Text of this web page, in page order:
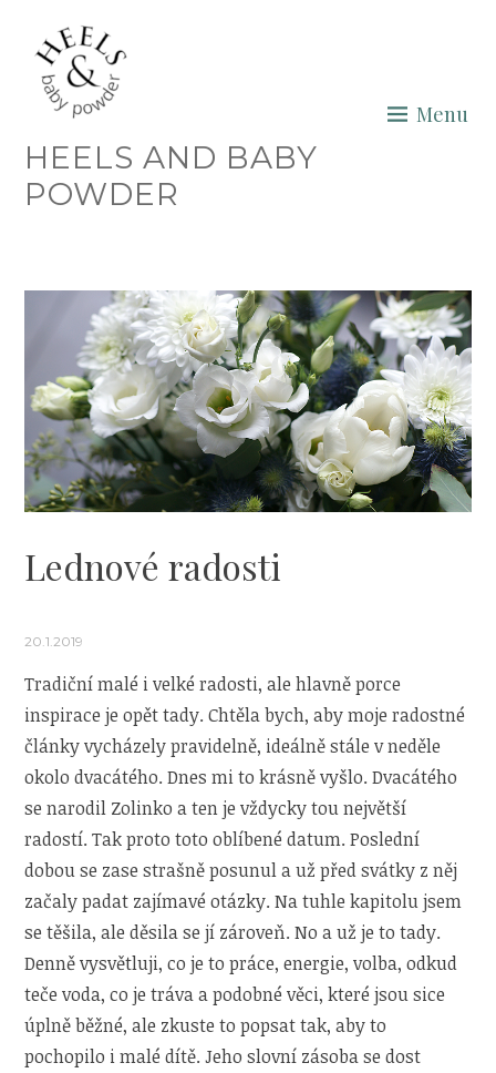
content
HEELS AND BABY
POWDER
Menu
Lednové radosti
20.1.2019
Tradiční malé i velké radosti, ale hlavně porce
inspirace je opět tady. Chtěla bych, aby moje radostné
články vycházely pravidelně, ideálně stále v neděle
okolo dvacátého. Dnes mi to krásně vyšlo. Dvacátého
se narodil Zolinko a ten je vždycky tou největší
radostí. Tak proto toto oblíbené datum. Poslední
dobou se zase strašně posunul a už před svátky z něj
začaly padat zajímavé otázky. Na tuhle kapitolu jsem
se těšila, ale děsila se jí zároveň. No a už je to tady.
Denně vysvětluji, co je to práce, energie, volba, odkud
teče voda, co je tráva a podobné věci, které jsou sice
úplně běžné, ale zkuste to popsat tak, aby to
pochopilo i malé dítě. Jeho slovní zásoba se dost